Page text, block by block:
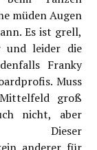
müden Augen
Es ist grell,
und leider die
Franky
Muss
groß
nicht, aber
Dieser
anderer für